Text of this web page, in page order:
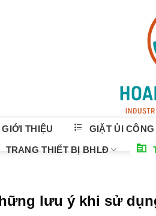
GIỚI THIỆU GIẶT ỦI
TRANG THIẾT BỊ BHLĐ
lưu ý khi sử